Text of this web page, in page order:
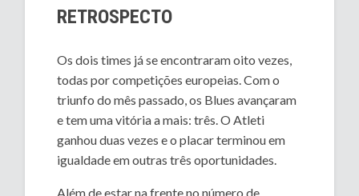
RETROSPECTO
Os dois times já se encontraram oito vezes,
todas por competições europeias. Com o
triunfo do mês passado, os Blues avançaram
e tem uma vitória a mais: três. O Atleti
ganhou duas vezes e o placar terminou em
igualdade em outras três oportunidades.
Além de estar na frente no número de